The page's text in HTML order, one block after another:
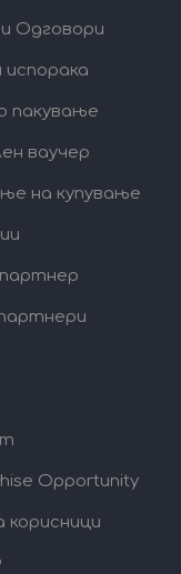
Одговори
пакување
ваучер
на купување
Opportunity
корисници